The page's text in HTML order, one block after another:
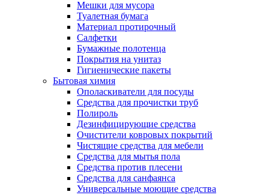
Мешки для мусора
Туалетная бумага
Материал протирочный
Салфетки
Бумажные полотенца
Покрытия на унитаз
Гигиенические пакеты
Бытовая химия
Ополаскиватели для посуды
Средства для прочистки труб
Полироль
Дезинфицирующие средства
Очистители ковровых покрытий
Чистящие средства для мебели
Средства для мытья пола
Средства против плесени
Средства для санфаянса
Универсальные моющие средства